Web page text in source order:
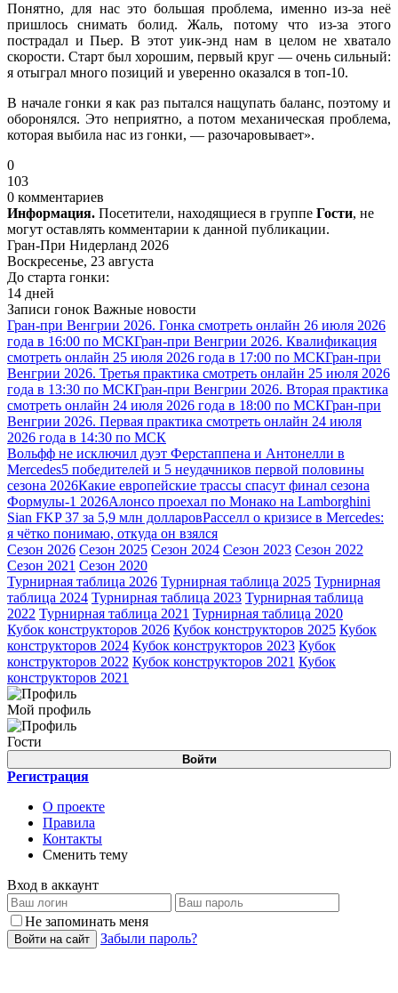
Понятно, для нас это большая проблема, именно из‑за неё
пришлось снимать болид. Жаль, потому что из‑за этого
пострадал и Пьер. В этот уик-энд нам в целом не хватало
скорости. Старт был хорошим, первый круг — очень сильный:
я отыграл много позиций и уверенно оказался в топ-10.
В начале гонки я как раз пытался нащупать баланс, поэтому и
оборонялся. Это неприятно, а потом механическая проблема,
которая выбила нас из гонки, — разочаровывает».
0
103
0 комментариев
Информация. Посетители, находящиеся в группе Гости, не
могут оставлять комментарии к данной публикации.
Гран-При Нидерланд 2026
Воскресенье, 23 августа
До старта гонки:
14 дней
Записи гонок Важные новости
Гран-при Венгрии 2026. Гонка смотреть онлайн 26 июля 2026
года в 16:00 по МСКГран-при Венгрии 2026. Квалификация
смотреть онлайн 25 июля 2026 года в 17:00 по МСКГран-при
Венгрии 2026. Третья практика смотреть онлайн 25 июля 2026
года в 13:30 по МСКГран-при Венгрии 2026. Вторая практика
смотреть онлайн 24 июля 2026 года в 18:00 по МСКГран-при
Венгрии 2026. Первая практика смотреть онлайн 24 июля
2026 года в 14:30 по МСК
Вольфф не исключил дуэт Ферстаппена и Антонелли в
Mercedes5 победителей и 5 неудачников первой половины
сезона 2026Какие европейские трассы спасут финал сезона
Формулы-1 2026Алонсо проехал по Монако на Lamborghini
Sian FKP 37 за 5,9 млн долларовРасселл о кризисе в Mercedes:
я чётко понимаю, откуда он взялся
Сезон 2026 Сезон 2025 Сезон 2024 Сезон 2023 Сезон 2022
Сезон 2021 Сезон 2020
Турнирная таблица 2026 Турнирная таблица 2025 Турнирная
таблица 2024 Турнирная таблица 2023 Турнирная таблица
2022 Турнирная таблица 2021 Турнирная таблица 2020
Кубок конструкторов 2026 Кубок конструкторов 2025 Кубок
конструкторов 2024 Кубок конструкторов 2023 Кубок
конструкторов 2022 Кубок конструкторов 2021 Кубок
конструкторов 2021
Мой профиль
Гости
Войти
Регистрация
О проекте
Правила
Контакты
Сменить тему
Вход в аккаунт
Не запоминать меня
Войти на сайт Забыли пароль?